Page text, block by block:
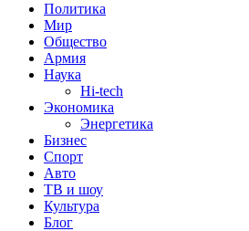
Политика
Мир
Общество
Армия
Наука
Hi-tech
Экономика
Энергетика
Бизнес
Спорт
Авто
ТВ и шоу
Культура
Блог